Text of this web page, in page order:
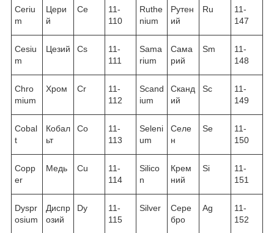
Ceriu
m
Цери
й
Ce
11-
110
Ruthe
nium
Рутен
ий
Ru
11-
147
Cesiu
m
Цезий Cs
11-
111
Sama
rium
Сама
рий
Sm
11-
148
Chro
mium
Хром Cr
11-
112
Scand
ium
Сканд
ий
Sc
11-
149
Cobal
t
Кобал
ьт
Co
11-
113
Seleni
um
Селе
н
Se
11-
150
Copp
er
Медь Cu
11-
114
Silico
n
Крем
ний
Si
11-
151
Dyspr
osium
Диспр
озий
Dy
11-
115
Silver
Сере
бро
Ag
11-
152